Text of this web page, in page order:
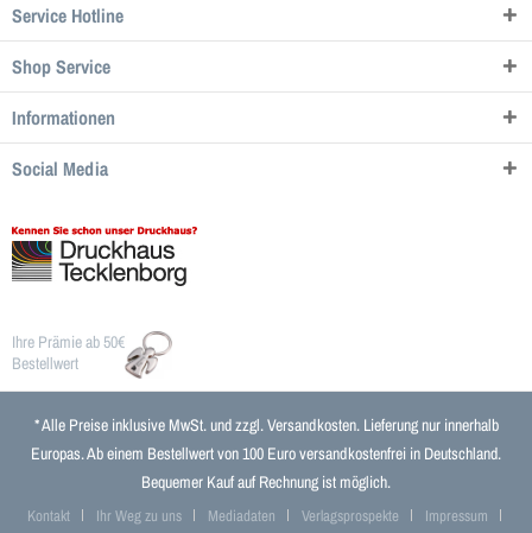
Service Hotline
Shop Service
Informationen
Social Media
Ihre Prämie ab 50€
Bestellwert
* Alle Preise inklusive MwSt. und zzgl.Versandkosten. Lieferung nur innerhalb
Europas. Ab einem Bestellwert von 100 Euro versandkostenfrei in Deutschland.
Bequemer Kauf auf Rechnung ist möglich.
Kontakt Ihr Weg zu uns Mediadaten Verlagsprospekte Impressum